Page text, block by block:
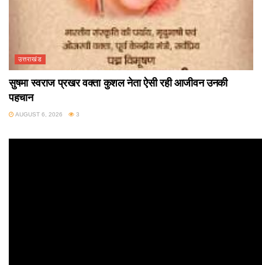
उत्तराखंड
सुषमा स्वराज प्रखर वक्ता कुशल नेता ऐसी रही आजीवन उनकी
पहचान
AUGUST 6, 2026 3